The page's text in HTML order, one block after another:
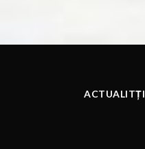
ACTUALITȚI